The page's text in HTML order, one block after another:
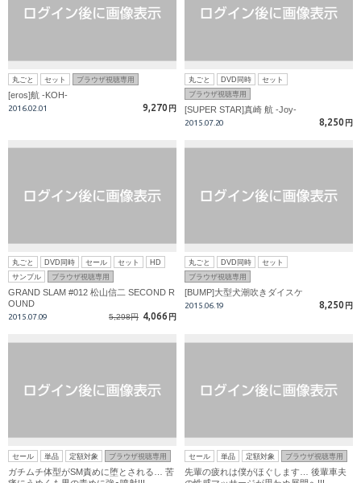
丸ごと セット ブラウザ視聴専用
[eros]航 -KOH-
2016.02.01 9,270 円
丸ごと DVD同時
セット
ブラウザ視聴専用
[SUPER STAR]真崎 航 -Joy-
2015.07.20 8,250 円
丸ごと DVD同時 セール セット
HD
サンプル
ブラウザ視聴専用
GRAND SLAM #012 松山信二 SECOND R
OUND
2015.07.09 5,298円 4,066 円
丸ごと DVD同時
セット
ブラウザ視聴専用
[BUMP]大型犬潮吹きダイスケ
2015.06.19 8,250 円
セール 単品 定額対象 ブラウザ視聴専用
ガチムチ体型がSM責めに堕とされる… 苦
セール 単品 定額対象 ブラウザ視聴専用
先輩の疲れは僕がほぐします… 後輩車夫